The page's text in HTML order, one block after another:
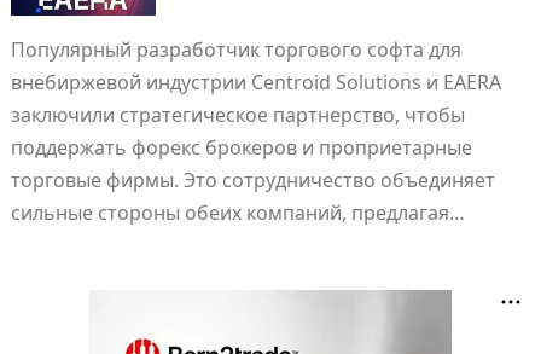
Популярный разработчик торгового софта для
внебиржевой индустрии Centroid Solutions и EAERA
заключили стратегическое партнерство, чтобы
поддержать форекс брокеров и проприетарные
торговые фирмы. Это сотрудничество объединяет
сильные стороны обеих компаний, предлагая…